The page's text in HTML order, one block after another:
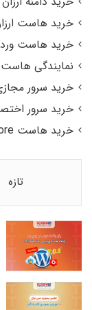
خرید هاست
خرید هاست
نمایندگی
خرید سرور
خرید سرور
خرید هاست net core.
تازه